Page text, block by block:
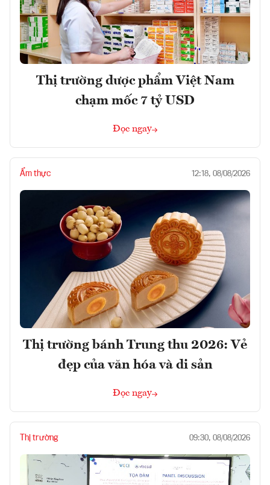
Thị trường dược phẩm Việt Nam
chạm mốc 7 tỷ USD
Đọc ngay
Ẩm thực 12:18, 08/08/2026
Thị trường bánh Trung thu 2026: Vẻ
đẹp của văn hóa và di sản
Đọc ngay
Thị trường 09:30, 08/08/2026